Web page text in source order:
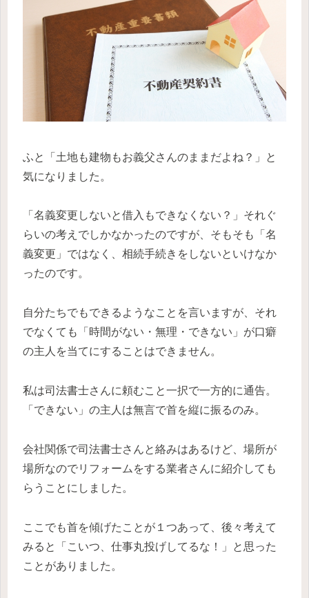
ふと「土地も建物もお義父さんのままだよね？」と
気になりました。
「名義変更しないと借入もできなくない？」それぐ
らいの考えでしかなかったのですが、そもそも「名
義変更」ではなく、相続手続きをしないといけなか
ったのです。
自分たちでもできるようなことを言いますが、それ
でなくても「時間がない・無理・できない」が口癖
の主人を当てにすることはできません。
私は司法書士さんに頼むこと一択で一方的に通告。
「できない」の主人は無言で首を縦に振るのみ。
会社関係で司法書士さんと絡みはあるけど、場所が
場所なのでリフォームをする業者さんに紹介しても
らうことにしました。
ここでも首を傾げたことが１つあって、後々考えて
みると「こいつ、仕事丸投げしてるな！」と思った
ことがありました。